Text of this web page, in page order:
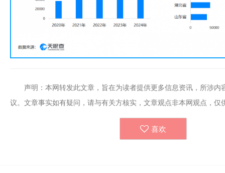
声明：本网转发此文章，旨在为读者提供更多信息资讯，所涉内
议。文章事实如有疑问，请与有关方核实，文章观点非本网观点，仅
喜欢